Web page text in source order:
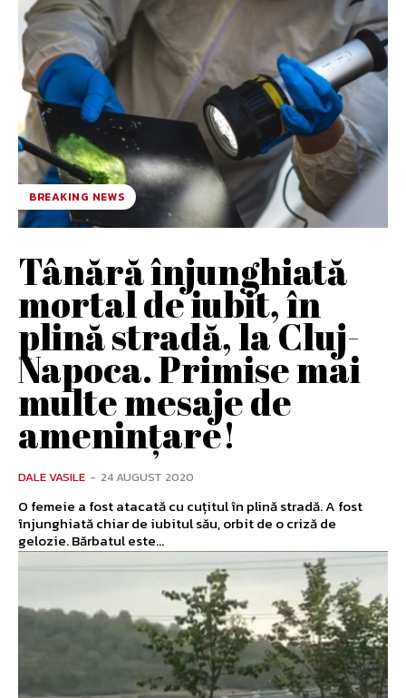
BREAKING NEWS
Tânără înjunghiată
mortal de iubit, în
plină stradă, la Cluj-
Napoca. Primise mai
multe mesaje de
amenințare!
DALE VASILE - 24 AUGUST 2020
O femeie a fost atacată cu cuțitul în plină stradă. A fost
înjunghiată chiar de iubitul său, orbit de o criză de
gelozie. Bărbatul este...